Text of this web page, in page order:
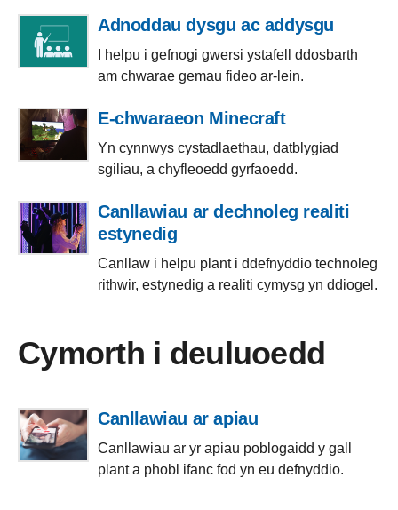
Adnoddau dysgu ac addysgu
I helpu i gefnogi gwersi ystafell ddosbarth
am chwarae gemau fideo ar-lein.
E-chwaraeon Minecraft
Yn cynnwys cystadlaethau, datblygiad
sgiliau, a chyfleoedd gyrfaoedd.
Canllawiau ar dechnoleg realiti
estynedig
Canllaw i helpu plant i ddefnyddio technoleg
rithwir, estynedig a realiti cymysg yn ddiogel.
Cymorth i deuluoedd
Canllawiau ar apiau
Canllawiau ar yr apiau poblogaidd y gall
plant a phobl ifanc fod yn eu defnyddio.